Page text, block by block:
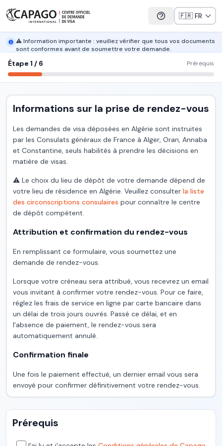
⚠️ Information importante : veuillez vérifier que tous vos documents
sont conformes avant de soumettre votre demande.
Étape 1 / 6 Prérequis
Informations sur la prise de rendez-vous
Les demandes de visa déposées en Algérie sont instruites
par les Consulats généraux de France à Alger, Oran, Annaba
et Constantine, seuls habilités à prendre les décisions en
matière de visas.
⚠️ Le choix du lieu de dépôt de votre demande dépend de
votre lieu de résidence en Algérie. Veuillez consulter la liste
des circonscriptions consulaires pour connaître le centre
de dépôt compétent.
Attribution et confirmation du rendez-vous
En remplissant ce formulaire, vous soumettez une
demande de rendez-vous.
Lorsque votre créneau sera attribué, vous recevrez un email
vous invitant à confirmer votre rendez-vous. Pour ce faire,
réglez les frais de service en ligne par carte bancaire dans
un délai de trois jours ouvrés. Passé ce délai, et en
l'absence de paiement, le rendez-vous sera
automatiquement annulé.
Confirmation finale
Une fois le paiement effectué, un dernier email vous sera
envoyé pour confirmer définitivement votre rendez-vous.
Prérequis